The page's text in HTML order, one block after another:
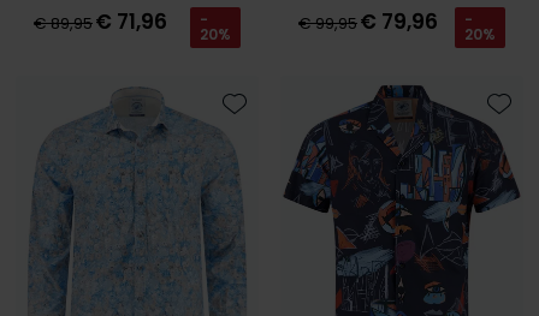
€ 89,95€ 71,96 -
20% € 99,95€ 79,96 -
20%
Toevoegen aan favorieten